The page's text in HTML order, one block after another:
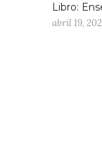
Libro:
abril 19,